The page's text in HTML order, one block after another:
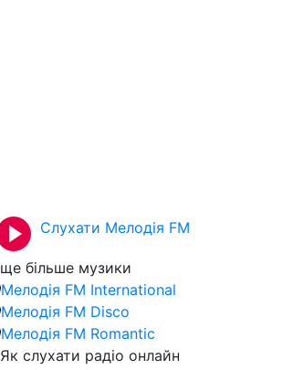
Слухати Мелодія FM
ще більше музики
Мелодія FM International
Мелодія FM Disco
Мелодія FM Romantic
Як слухати радіо онлайн